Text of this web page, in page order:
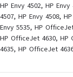
HP Envy 4502, HP
4507, HP Envy 4508,
Envy 5535, HP
HP OfficeJet 4630,
4635, HP OfficeJet